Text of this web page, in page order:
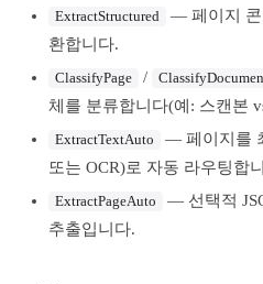
ExtractStructured
— 페이지 콘
환합니다.
ClassifyPage /
체를 분류합니다(예: 스캔본
ExtractTextAuto
— 페이지를
또는 OCR)로 자동 라우팅합
ExtractPageAuto
— 선택적
추출입니다.